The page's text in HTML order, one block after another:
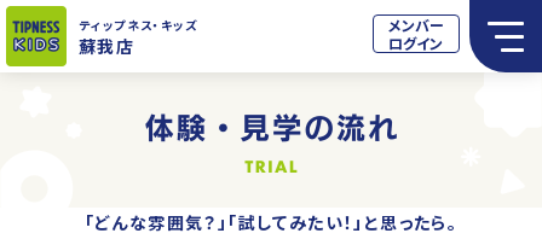
ティップネス・キッズ
蘇我店
メンバー
ログイン
「どんな雰囲気？」「試してみたい！」と思ったら。